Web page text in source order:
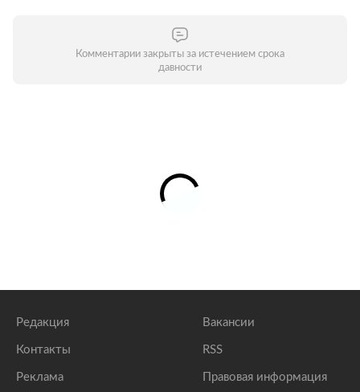
Комментарии закрыты за истечением срока
давности
Редакция
Контакты
Реклама
Вакансии
RSS
Правовая информация